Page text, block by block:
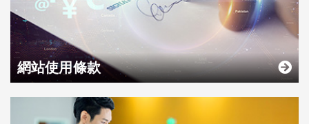
網站使用條款